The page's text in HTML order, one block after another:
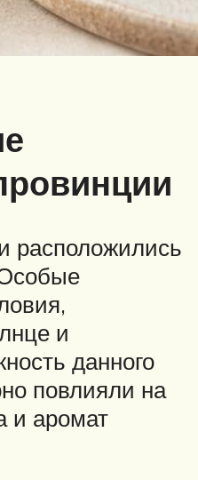
расположились
и
данного
повлияли на
и аромат